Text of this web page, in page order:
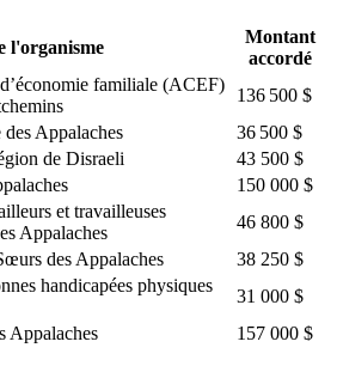
l'organisme
Montant
accordé
familiale (ACEF)
136 500 $
Appalaches
36 500 $
de Disraeli
43 500 $
150 000 $
et travailleuses
Appalaches
46 800 $
des Appalaches
38 250 $
handicapées physiques
31 000 $
Appalaches
157 000 $